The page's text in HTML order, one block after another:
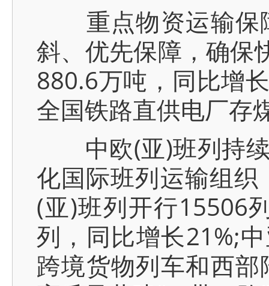
重点物资运输保
斜、优先保障，确保
880.6万吨，同比增
全国铁路直供电厂存
中欧(亚)班列持续
化国际班列运输组
(亚)班列开行15506
列，同比增长21%;
跨境货物列车和西